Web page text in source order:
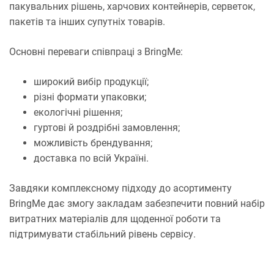
пакувальних рішень, харчових контейнерів, серветок,
пакетів та інших супутніх товарів.
Основні переваги співпраці з BringMe:
широкий вибір продукції;
різні формати упаковки;
екологічні рішення;
гуртові й роздрібні замовлення;
можливість брендування;
доставка по всій Україні.
Завдяки комплексному підходу до асортименту
BringMe дає змогу закладам забезпечити повний набір
витратних матеріалів для щоденної роботи та
підтримувати стабільний рівень сервісу.